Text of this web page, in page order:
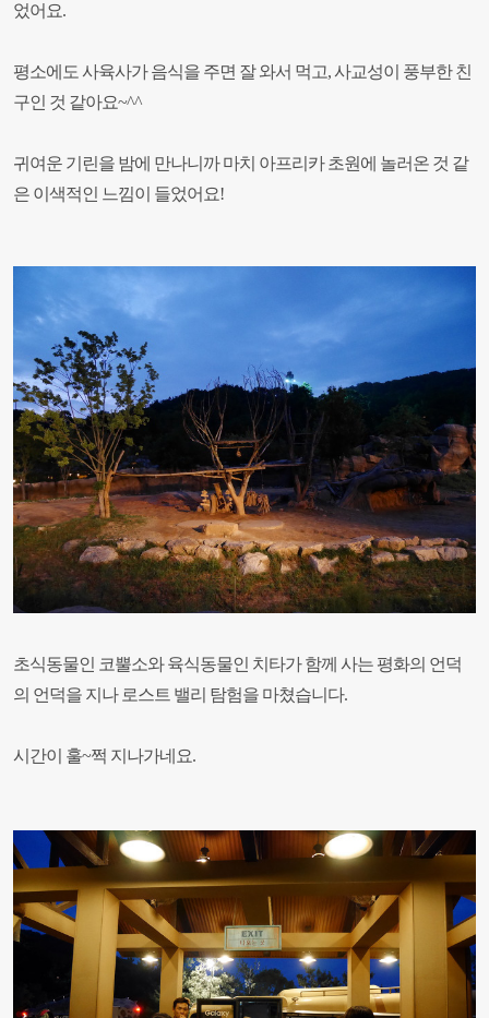
었어요.
평소에도 사육사가 음식을 주면 잘 와서 먹고, 사교성이 풍부한 친
구인 것 같아요~^^
귀여운 기린을 밤에 만나니까 마치 아프리카 초원에 놀러온 것 같
은 이색적인 느낌이 들었어요!
초식동물인 코뿔소와 육식동물인 치타가 함께 사는 평화의 언덕
의 언덕을 지나 로스트 밸리 탐험을 마쳤습니다.
시간이 훌~쩍 지나가네요.